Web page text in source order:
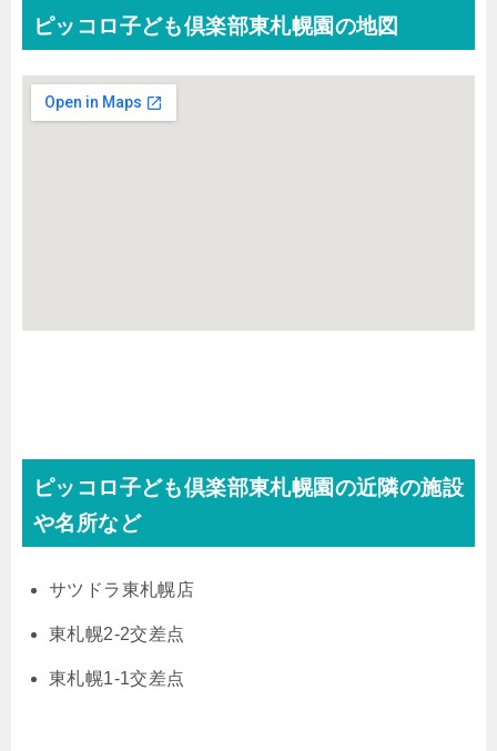
ピッコロ子ども倶楽部東札幌園の地図
ピッコロ子ども倶楽部東札幌園の近隣の施設
や名所など
サツドラ東札幌店
東札幌2-2交差点
東札幌1-1交差点